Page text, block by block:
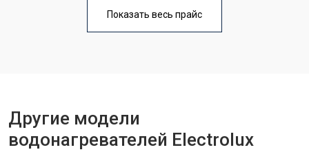
Замена термостата от 3590 ₽
Ремонт платы управления
(восстановление)
Замена платы управления от 3900 ₽ Заказать
Показать весь прайс
Другие модели
водонагревателей Electrolux